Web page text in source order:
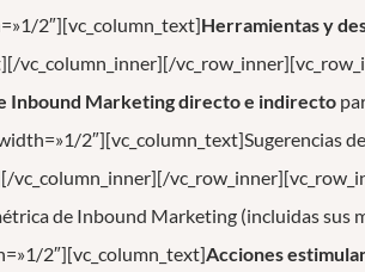
2″][vc_column_text]Herramientas y
Inbound Marketing directo e indirecto
2″][vc_column_text]Sugerencias de
de Inbound Marketing (incluidas sus
2″][vc_column_text]Acciones